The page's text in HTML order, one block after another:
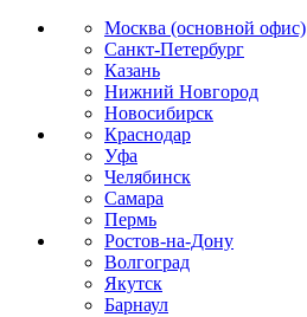
Москва (основной офис)
Санкт-Петербург
Казань
Нижний Новгород
Новосибирск
Краснодар
Уфа
Челябинск
Самара
Пермь
Ростов-на-Дону
Волгоград
Якутск
Барнаул